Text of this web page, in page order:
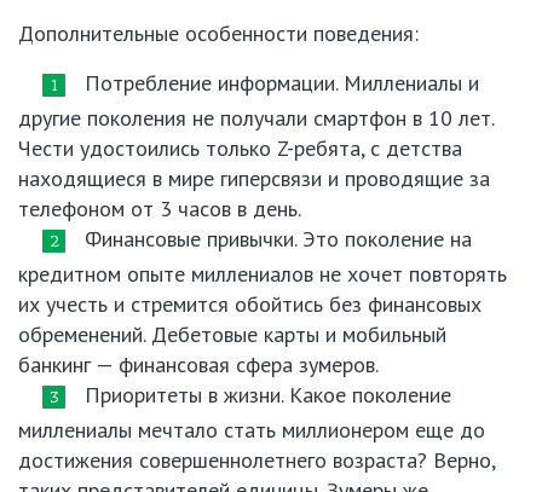
Дополнительные особенности поведения:
Потребление информации. Миллениалы и
другие поколения не получали смартфон в 10 лет.
Чести удостоились только Z-ребята, с детства
находящиеся в мире гиперсвязи и проводящие за
телефоном от 3 часов в день.
Финансовые привычки. Это поколение на
кредитном опыте миллениалов не хочет повторять
их учесть и стремится обойтись без финансовых
обременений. Дебетовые карты и мобильный
банкинг — финансовая сфера зумеров.
Приоритеты в жизни. Какое поколение
миллениалы мечтало стать миллионером еще до
достижения совершеннолетнего возраста? Верно,